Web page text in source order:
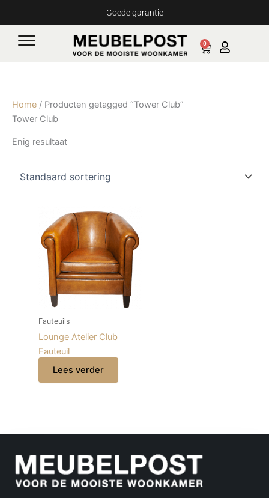
inhoud
Goede garantie
0
Cart
Home / Producten getagged “Tower Club”
Tower Club
Enig resultaat
Fauteuils
Lounge Atelier Club
Fauteuil
Lees verder